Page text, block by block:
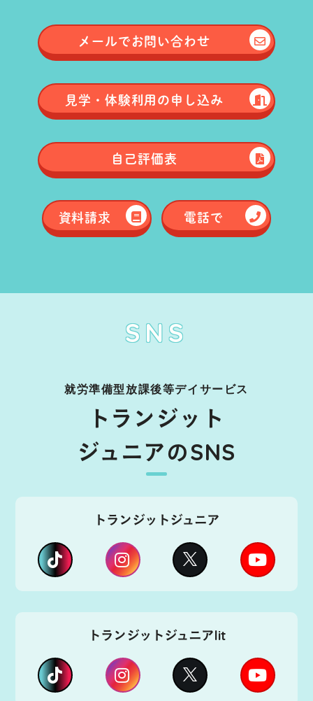
メールでお問い合わせ
見学・体験利用の申し込み
自己評価表
資料請求 電話で
SNS
就労準備型放課後等デイサービス
トランジット
ジュニアのSNS
トランジットジュニア
トランジットジュニアlit